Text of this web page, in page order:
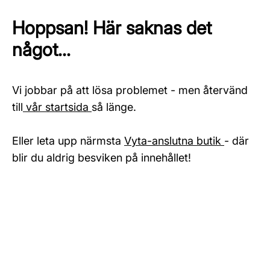
Hoppsan! Här saknas det
något...
Vi jobbar på att lösa problemet - men återvänd
till vår startsida så länge.
Eller leta upp närmsta Vyta-anslutna butik - där
blir du aldrig besviken på innehållet!